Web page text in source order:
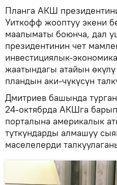
Планга АКШ
Уиткофф жооптуу экени
маалыматы боюнча, дал
президентинин чет
инвестициялык-
жаатындагы атайын
пландын аки-чүкүсүн
Дмитриев башында
24-октябрда АКШга
порталына америкалык
туткундарды алмашуу
маселелерди